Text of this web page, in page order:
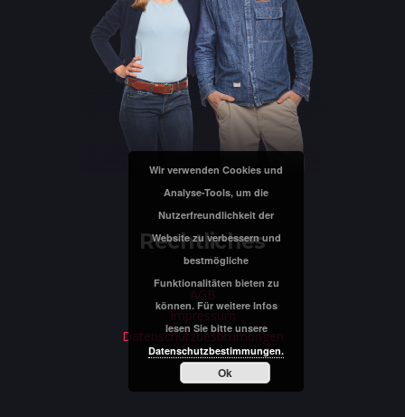
Rechtliches
AGB
Impressum
Datenschutzbestimmungen
Wir verwenden Cookies und
Analyse-Tools, um die
Nutzerfreundlichkeit der
Website zu verbessern und
bestmögliche
Funktionalitäten bieten zu
können. Für weitere Infos
lesen Sie bitte unsere
Datenschutzbestimmungen.
Ok